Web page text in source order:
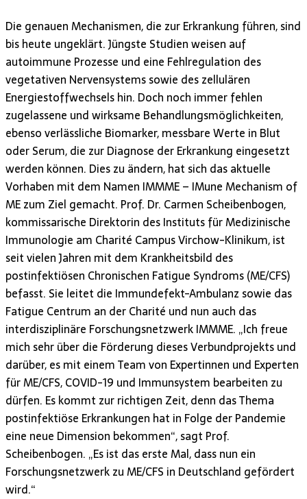
Die genauen Mechanismen, die zur Erkrankung führen, sind
bis heute ungeklärt. Jüngste Studien weisen auf
autoimmune Prozesse und eine Fehlregulation des
vegetativen Nervensystems sowie des zellulären
Energiestoffwechsels hin. Doch noch immer fehlen
zugelassene und wirksame Behandlungsmöglichkeiten,
ebenso verlässliche Biomarker, messbare Werte in Blut
oder Serum, die zur Diagnose der Erkrankung eingesetzt
werden können. Dies zu ändern, hat sich das aktuelle
Vorhaben mit dem Namen IMMME – IMune Mechanism of
ME zum Ziel gemacht. Prof. Dr. Carmen Scheibenbogen,
kommissarische Direktorin des Instituts für Medizinische
Immunologie am Charité Campus Virchow-Klinikum, ist
seit vielen Jahren mit dem Krankheitsbild des
postinfektiösen Chronischen Fatigue Syndroms (ME/CFS)
befasst. Sie leitet die Immundefekt-Ambulanz sowie das
Fatigue Centrum an der Charité und nun auch das
interdisziplinäre Forschungsnetzwerk IMMME. „Ich freue
mich sehr über die Förderung dieses Verbundprojekts und
darüber, es mit einem Team von Expertinnen und Experten
für ME/CFS, COVID-19 und Immunsystem bearbeiten zu
dürfen. Es kommt zur richtigen Zeit, denn das Thema
postinfektiöse Erkrankungen hat in Folge der Pandemie
eine neue Dimension bekommen“, sagt Prof.
Scheibenbogen. „Es ist das erste Mal, dass nun ein
Forschungsnetzwerk zu ME/CFS in Deutschland gefördert
wird.“